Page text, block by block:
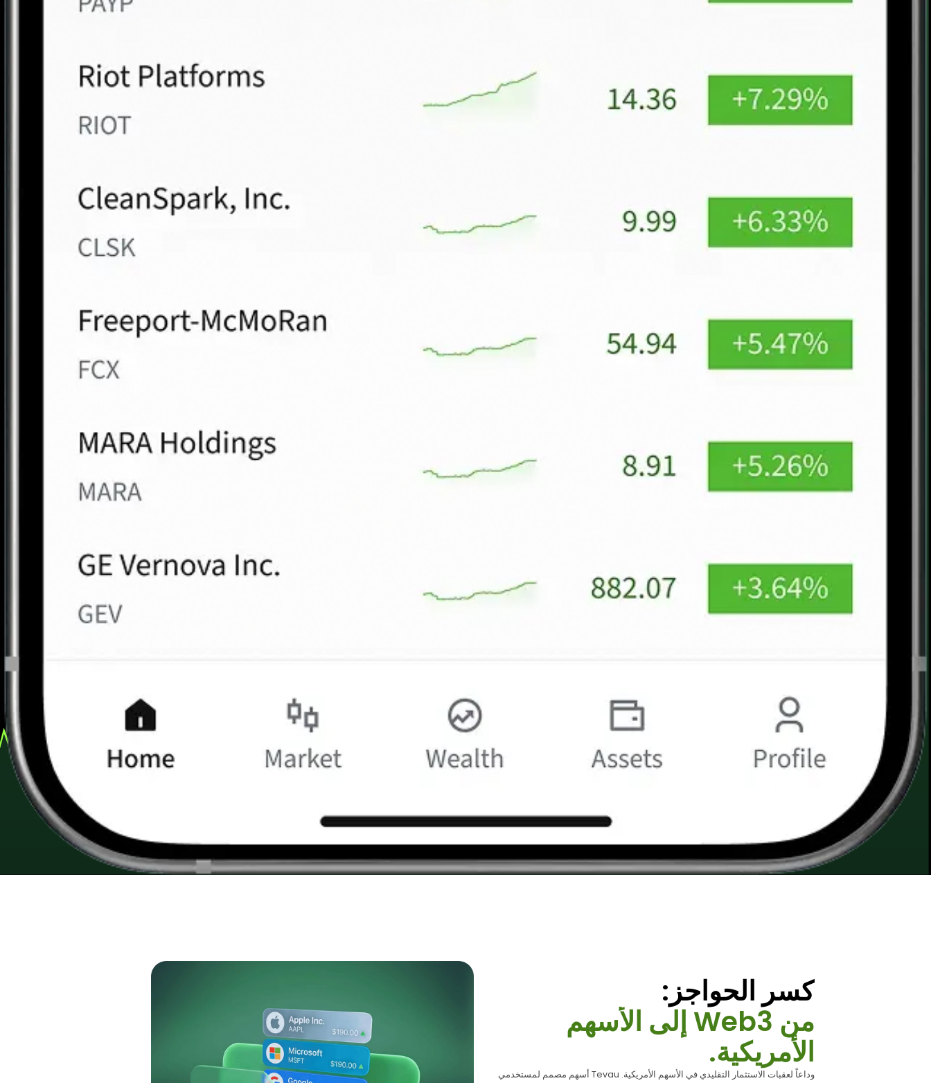
كسر الحواجز:
من Web3 إلى الأسهم
الأمريكية.
وداعاً لعقبات الاستثمار التقليدي في الأسهم الأمريكية. Tevau أسهم مصمم لمستخدمي